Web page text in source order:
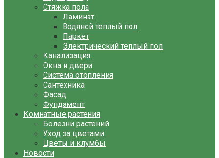
Стяжка пола
Ламинат
Водяной теплый пол
Паркет
Электрический теплый пол
Канализация
Окна и двери
Система отопления
Сантехника
Фасад
Фундамент
Комнатные растения
Болезни растений
Уход за цветами
Цветы и клумбы
Новости